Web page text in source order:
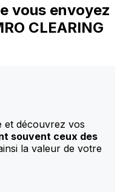
vous envoyez
CLEARING
et découvrez vos
souvent ceux des
la valeur de votre